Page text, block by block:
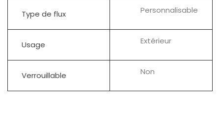
Type de flux Personnalisable
Usage Extérieur
Verrouillable Non